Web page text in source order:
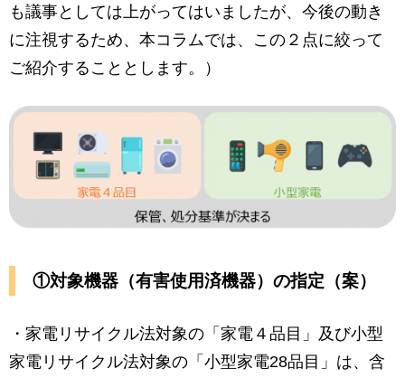
も議事としては上がってはいましたが、今後の動き
に注視するため、本コラムでは、この２点に絞って
ご紹介することとします。）
①対象機器（有害使用済機器）の指定（案）
・家電リサイクル法対象の「家電４品目」及び小型
家電リサイクル法対象の「小型家電28品目」は、含